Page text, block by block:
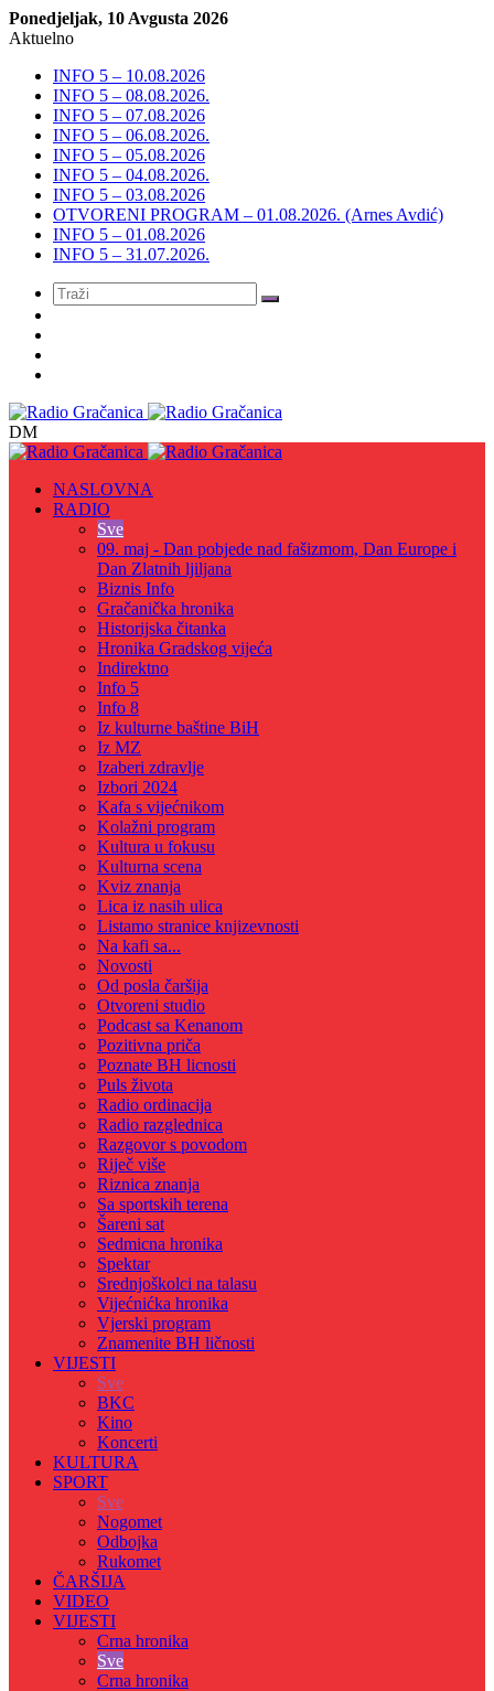
Ponedjeljak, 10 Avgusta 2026
Aktuelno
INFO 5 – 10.08.2026
INFO 5 – 08.08.2026.
INFO 5 – 07.08.2026
INFO 5 – 06.08.2026.
INFO 5 – 05.08.2026
INFO 5 – 04.08.2026.
INFO 5 – 03.08.2026
OTVORENI PROGRAM – 01.08.2026. (Arnes Avdić)
INFO 5 – 01.08.2026
INFO 5 – 31.07.2026.
Meni
DM
NASLOVNA
RADIO
Sve
09. maj - Dan pobjede nad fašizmom, Dan Europe i
Dan Zlatnih ljiljana
Biznis Info
Gračanička hronika
Historijska čitanka
Hronika Gradskog vijeća
Indirektno
Info 5
Info 8
Iz kulturne baštine BiH
Iz MZ
Izaberi zdravlje
Izbori 2024
Kafa s vijećnikom
Kolažni program
Kultura u fokusu
Kulturna scena
Kviz znanja
Lica iz nasih ulica
Listamo stranice knjizevnosti
Na kafi sa...
Novosti
Od posla čaršija
Otvoreni studio
Podcast sa Kenanom
Pozitivna priča
Poznate BH licnosti
Puls života
Radio ordinacija
Radio razglednica
Razgovor s povodom
Riječ više
Riznica znanja
Sa sportskih terena
Šareni sat
Sedmicna hronika
Spektar
Srednjoškolci na talasu
Vijećnićka hronika
Vjerski program
Znamenite BH ličnosti
VIJESTI
Sve
BKC
Kino
Koncerti
KULTURA
SPORT
Sve
Nogomet
Odbojka
Rukomet
ČARŠIJA
VIDEO
VIJESTI
Crna hronika
Sve
Crna hronika